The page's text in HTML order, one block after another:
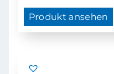
Produkt ansehen